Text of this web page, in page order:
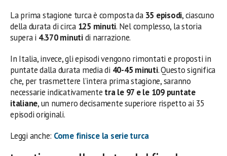
La prima stagione turca è composta da 35 episodi, ciascuno
della durata di circa 125 minuti. Nel complesso, la storia
supera i 4.370 minutidi narrazione.
In Italia, invece, gli episodi vengono rimontati e proposti in
puntate dalla durata media di 40-45 minuti. Questo significa
che, per trasmettere l’intera prima stagione, saranno
necessarie indicativamente tra le 97 e le 109 puntate
italiane, un numero decisamente superiore rispetto ai 35
episodi originali.
Leggi anche: Come finisce la serie turca